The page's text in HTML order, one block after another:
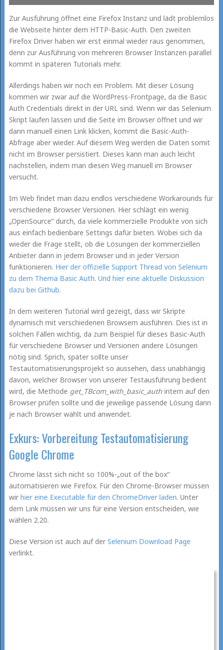
Zur Ausführung öffnet eine Firefox Instanz und lädt problemlos
die Webseite hinter dem HTTP-Basic-Auth. Den zweiten
Firefox Driver haben wir erst einmal wieder raus genommen,
denn zur Ausführung von mehreren Browser Instanzen parallel
kommt in späteren Tutorials mehr.
Allerdings haben wir noch ein Problem. Mit dieser Lösung
kommen wir zwar auf die WordPress-Frontpage, da die Basic
Auth Credentials direkt in der URL sind. Wenn wir das Selenium
Skript laufen lassen und die Seite im Browser öffnet und wir
dann manuell einen Link klicken, kommt die Basic-Auth-
Abfrage aber wieder. Auf diesem Weg werden die Daten somit
nicht im Browser persistiert. Dieses kann man auch leicht
nachstellen, indem man diesen Weg manuell im Browser
versucht.
Im Web findet man dazu endlos verschiedene Workarounds für
verschiedene Browser Versionen. Hier schlägt ein wenig
„OpenSource“ durch, da viele kommerzielle Produkte von sich
aus einfach bedienbare Settings dafür bieten. Wobei sich da
wieder die Frage stellt, ob die Lösungen der kommerziellen
Anbieter dann in jedem Browser und in jeder Version
funktionieren. Hier der offizielle Support Thread von Selenium
zu dem Thema Basic Auth. Und hier eine aktuelle Diskussion
dazu bei Github.
In dem weiteren Tutorial wird gezeigt, dass wir Skripte
dynamisch mit verschiedenen Browsern ausführen. Dies ist in
solchen Fällen wichtig, da zum Beispiel für dieses Basic-Auth
für verschiedene Browser und Versionen andere Lösungen
nötig sind. Sprich, später sollte unser
Testautomatisierungsprojekt so aussehen, dass unabhängig
davon, welcher Browser von unserer Testausführung bedient
wird, die Methode get_TBcom_with_basic_authintern auf den
Browser prüfen sollte und die jeweilige passende Lösung dann
je nach Browser wählt und anwendet.
Exkurs: Vorbereitung Testautomatisierung
Google Chrome
Chrome lässt sich nicht so 100%-„out of the box“
automatisieren wie Firefox. Für den Chrome-Browser müssen
wir hier eine Executable für den ChromeDriver laden. Unter
dem Link müssen wir uns für eine Version entscheiden, wie
wählen 2.20.
Diese Version ist auch auf der Selenium Download Page
verlinkt.